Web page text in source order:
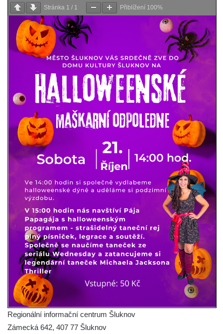
Stránka 1 / 1 Přiblížení 100%
Regionální informační centrum Šluknov
Zámecká 642, 407 77 Šluknov